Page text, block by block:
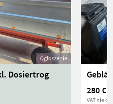
Ogłoszenie
Dosiertrog
280 €
VAT nie